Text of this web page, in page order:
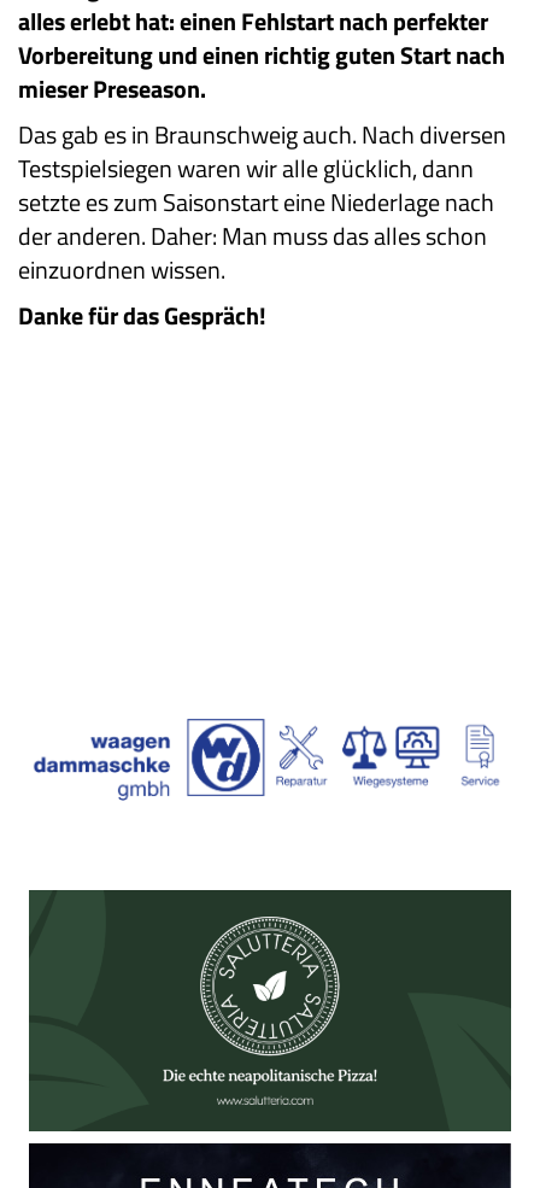
alles erlebt hat: einen Fehlstart nach perfekter
Vorbereitung und einen richtig guten Start nach
mieser Preseason.
Das gab es in Braunschweig auch. Nach diversen
Testspielsiegen waren wir alle glücklich, dann
setzte es zum Saisonstart eine Niederlage nach
der anderen. Daher: Man muss das alles schon
einzuordnen wissen.
Danke für das Gespräch!